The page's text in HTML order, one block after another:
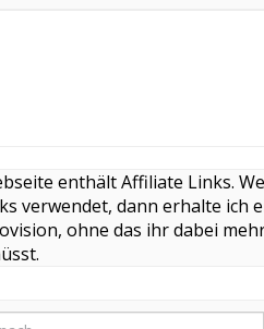
enthält Affiliate Links.
verwendet, dann erhalte ich
ohne das ihr dabei